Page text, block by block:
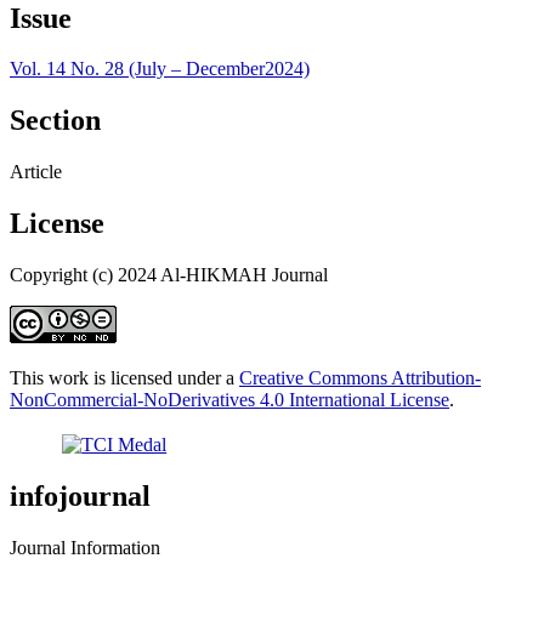
Issue
Vol. 14 No. 28 (July – December2024)
Section
Article
License
Copyright (c) 2024 Al-HIKMAH Journal
This work is licensed under a Creative Commons Attribution-
NonCommercial-NoDerivatives 4.0 International License.
infojournal
Journal Information